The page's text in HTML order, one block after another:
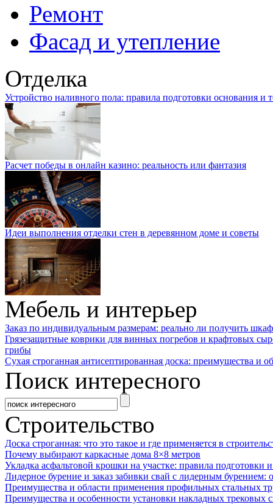
Ремонт
Фасад и утепление
Отделка
Устройство наливного пола: правила подготовки основания и
Расчет победы в онлайн казино: реальность или фантазия
Идеи выполнения отделки стен в деревянном доме и советы
Мебель и интерьер
Заказ по индивидуальным размерам: реально ли получить
Грязезащитные коврики для винных погребов и крафтовых
грибы
Сухая строганная антисептированная доска: преимущества и
Поиск интересного
Строительство
Доска строганная: что это такое и где применяется в
Почему выбирают каркасные дома 8×8 метров
Укладка асфальтовой крошки на участке: правила подготовки
Лидерное бурение и заказ забивки свай с лидерным бурением:
Преимущества и области применения профильных стальных
Преимущества и особенности установки накладных трековых